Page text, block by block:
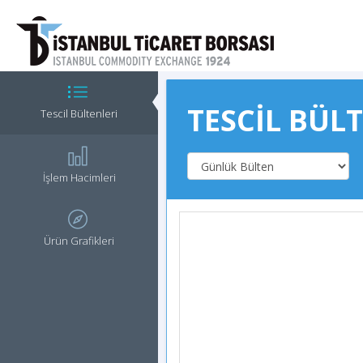
Tescil Bültenleri
İşlem Hacimleri
Ürün Grafikleri
TESCİL